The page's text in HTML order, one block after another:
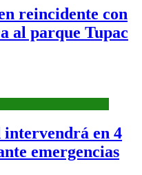
reincidente con
al parque Tupac
en 4
emergencias